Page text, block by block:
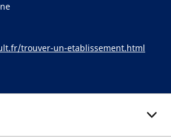
trouver-un-etablissement.html